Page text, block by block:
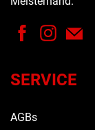
SERVICE
AGBs